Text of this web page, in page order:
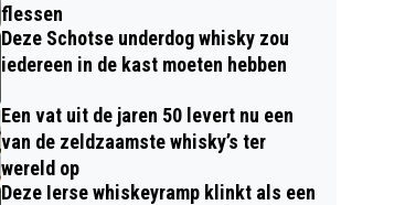
flessen
Deze Schotse underdog whisky zou
iedereen in de kast moeten hebben
Een vat uit de jaren 50 levert nu een
van de zeldzaamste whisky’s ter
wereld op
Deze Ierse whiskeyramp klinkt als een